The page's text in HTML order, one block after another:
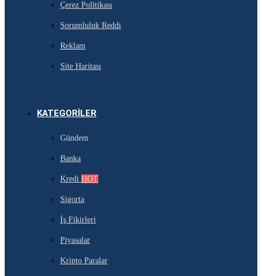
Çerez Politikası
Sorumluluk Reddi
Reklam
Site Haritası
KATEGORILER
Gündem
Banka
Kredi HOT
Sigorta
İş Fikirleri
Piyasalar
Kripto Paralar